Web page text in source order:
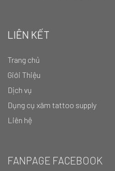
LIÊN KẾT
Trang chủ
Giới Thiệu
Dịch vụ
Dụng cụ xăm tattoo supply
Liên hệ
FANPAGE FACEBOOK